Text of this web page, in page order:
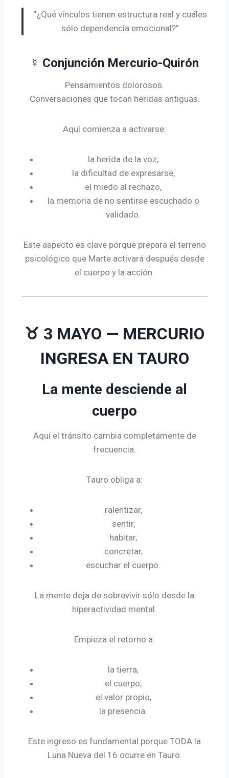
“¿Qué vínculos tienen estructura real y cuáles
sólo dependencia emocional?”
☿ Conjunción Mercurio-Quirón
Pensamientos dolorosos.
Conversaciones que tocan heridas antiguas.
Aquí comienza a activarse:
la herida de la voz,
la dificultad de expresarse,
el miedo al rechazo,
la memoria de no sentirse escuchado o
validado.
Este aspecto es clave porque prepara el terreno
psicológico que Marte activará después desde
el cuerpo y la acción.
♉ 3 MAYO — MERCURIO
INGRESA EN TAURO
La mente desciende al
cuerpo
Aquí el tránsito cambia completamente de
frecuencia.
Tauro obliga a:
ralentizar,
sentir,
habitar,
concretar,
escuchar el cuerpo.
La mente deja de sobrevivir sólo desde la
hiperactividad mental.
Empieza el retorno a:
la tierra,
el cuerpo,
el valor propio,
la presencia.
Este ingreso es fundamental porque TODA la
Luna Nueva del 16 ocurre en Tauro.